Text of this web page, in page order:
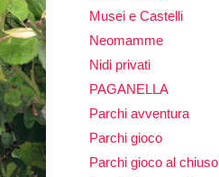
Musei e Castelli
Neomamme
Nidi privati
PAGANELLA
Parchi avventura
Parchi gioco
Parchi gioco al chiuso